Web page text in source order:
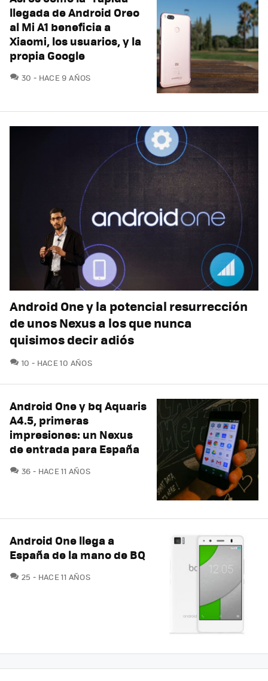
llegada de Android Oreo
al Mi A1 beneficia a
Xiaomi, los usuarios, y la
propia Google
30 COMENTARIOS
HACE 9 AÑOS
Android One y la potencial resurrección
de unos Nexus a los que nunca
quisimos decir adiós
10 COMENTARIOS
HACE 10 AÑOS
Android One y bq Aquaris
A4.5, primeras
impresiones: un Nexus
de entrada para España
36 COMENTARIOS
HACE 11 AÑOS
Android One llega a
España de la mano de BQ
25 COMENTARIOS
HACE 11 AÑOS